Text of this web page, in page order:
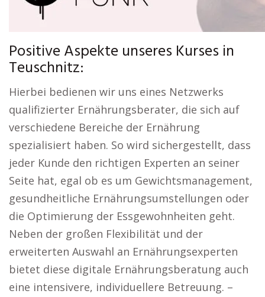
Positive Aspekte unseres Kurses in
Teuschnitz:
Hierbei bedienen wir uns eines Netzwerks
qualifizierter Ernährungsberater, die sich auf
verschiedene Bereiche der Ernährung
spezialisiert haben. So wird sichergestellt, dass
jeder Kunde den richtigen Experten an seiner
Seite hat, egal ob es um Gewichtsmanagement,
gesundheitliche Ernährungsumstellungen oder
die Optimierung der Essgewohnheiten geht.
Neben der großen Flexibilität und der
erweiterten Auswahl an Ernährungsexperten
bietet diese digitale Ernährungsberatung auch
eine intensivere, individuellere Betreuung. –